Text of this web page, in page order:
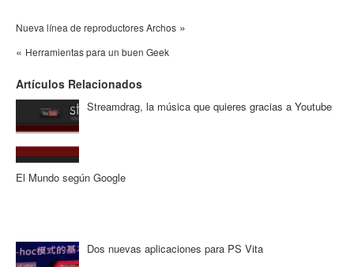
Nueva línea de reproductores Archos »
« Herramientas para un buen Geek
Artículos Relacionados
Streamdrag, la música que quieres gracias a Youtube
El Mundo según Google
Dos nuevas aplicaciones para PS Vita